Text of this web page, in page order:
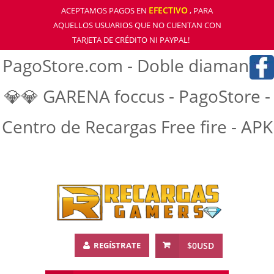
ACEPTAMOS PAGOS EN EFECTIVO, PARA
AQUELLOS USUARIOS QUE NO CUENTAN CON
TARJETA DE CRÉDITO NI PAYPAL!
PagoStore.com - Doble diamantre
💎💎 GARENA foccus - PagoStore -
Centro de Recargas Free fire - APK
$0USD
REGÍSTRATE